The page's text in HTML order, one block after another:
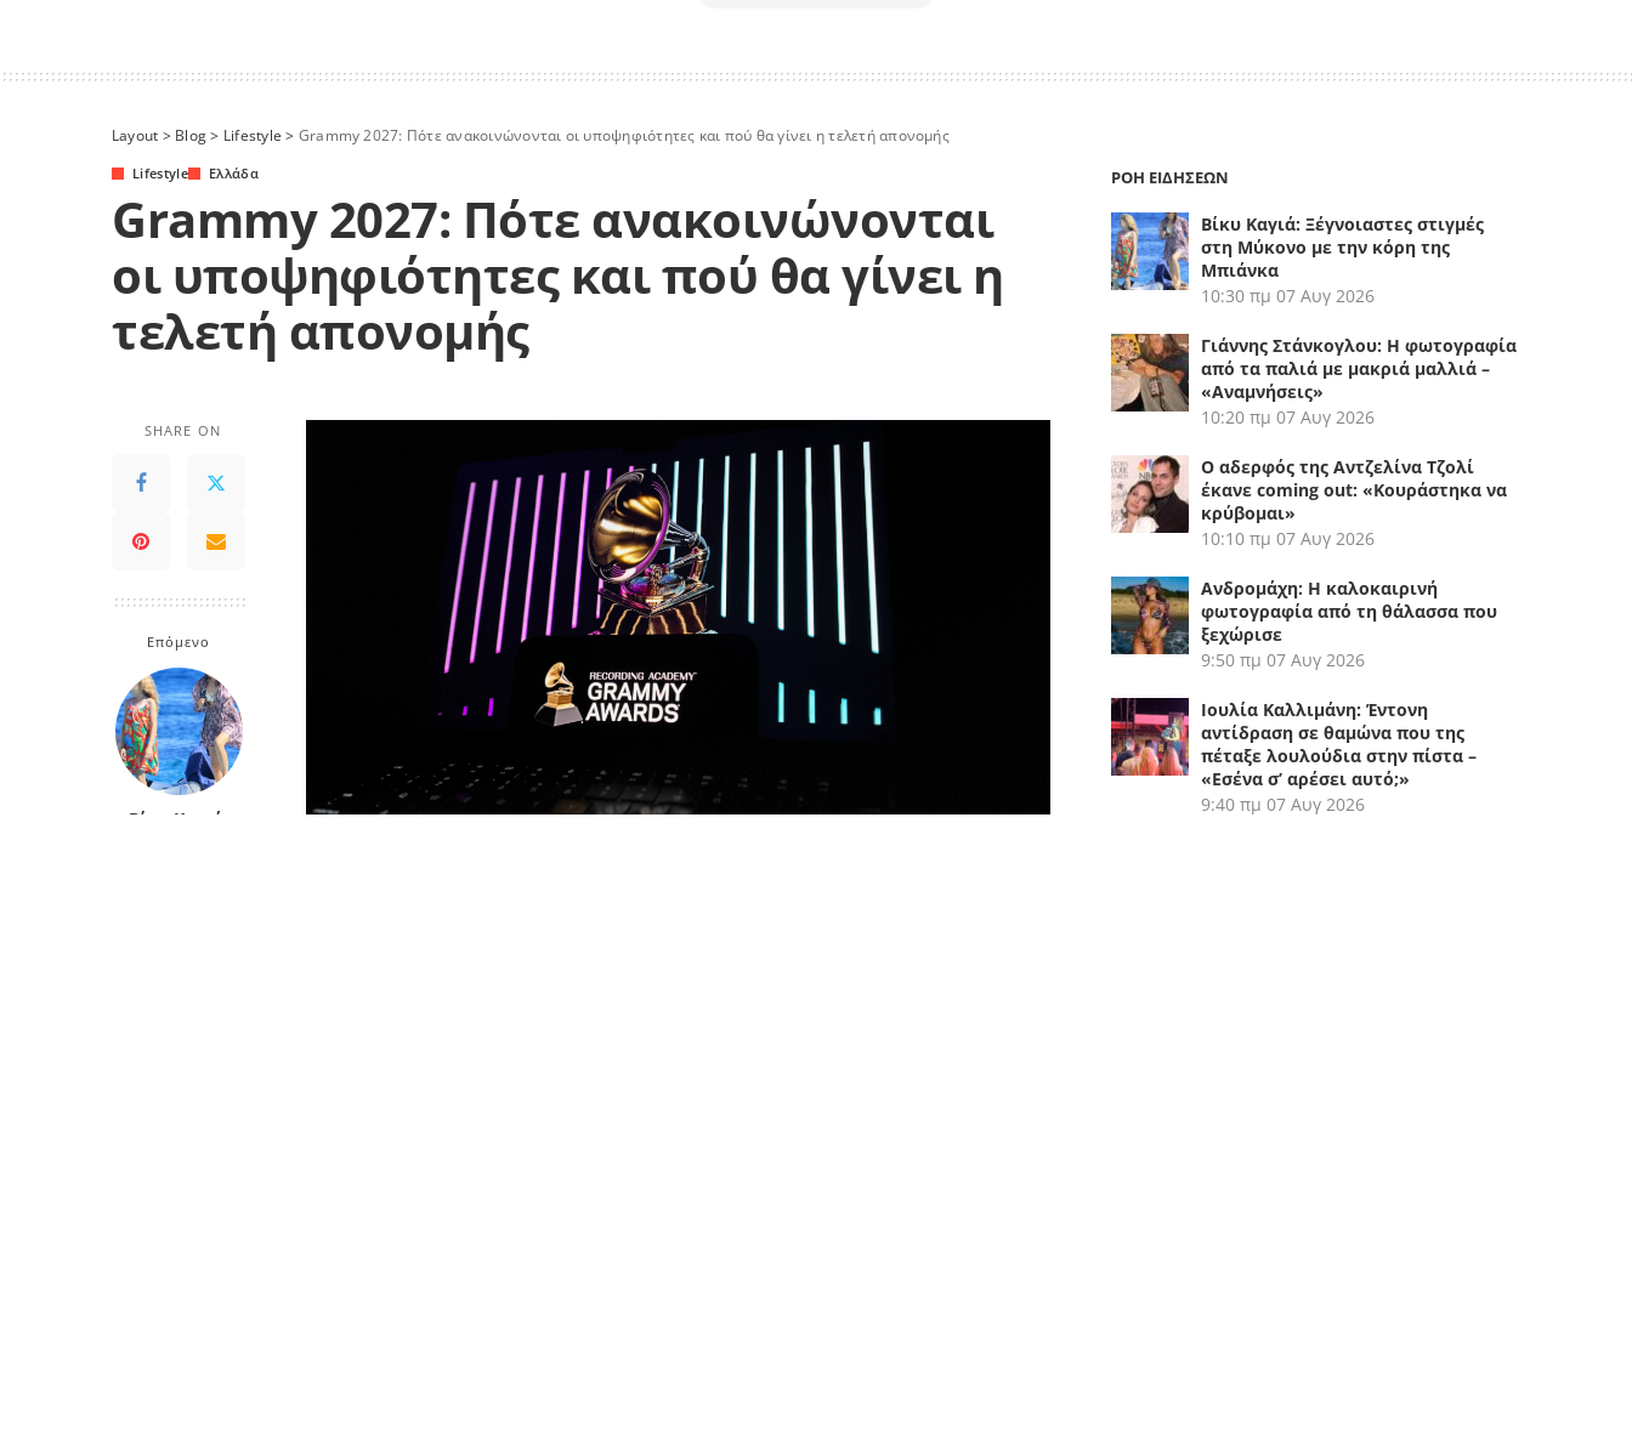
Layout > Blog> Lifestyle > Grammy 2027: Πότε ανακοινώνονται οι υποψηφιότητες και πού θα γίνει η τελετή απονομής
Lifestyle Ελλάδα
Grammy 2027: Πότε ανακοινώνονται
οι υποψηφιότητες και πού θα γίνει η
τελετή απονομής
SHARE ON
Επόμενο
Βίκυ Καγιά:
ΡΟΗ ΕΙΔΗΣΕΩΝ
Βίκυ Καγιά: Ξέγνοιαστες στιγμές
στη Μύκονο με την κόρη της
Μπιάνκα
10:30 πμ 07 Αυγ 2026
Γιάννης Στάνκογλου: Η φωτογραφία
από τα παλιά με μακριά μαλλιά –
«Αναμνήσεις»
10:20 πμ 07 Αυγ 2026
Ο αδερφός της Αντζελίνα Τζολί
έκανε coming out: «Κουράστηκα να
κρύβομαι»
10:10 πμ 07 Αυγ 2026
Ανδρομάχη: Η καλοκαιρινή
φωτογραφία από τη θάλασσα που
ξεχώρισε
9:50 πμ 07 Αυγ 2026
Ιουλία Καλλιμάνη: Έντονη
αντίδραση σε θαμώνα που της
πέταξε λουλούδια στην πίστα –
«Εσένα σ’ αρέσει αυτό;»
9:40 πμ 07 Αυγ 2026